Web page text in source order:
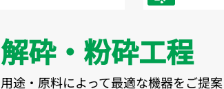
解砕・粉砕工程
用途・原料によって最適な機器をご提案